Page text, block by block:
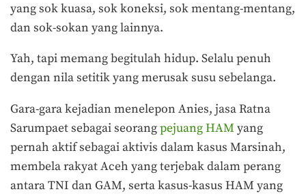
yang sok kuasa, sok koneksi, sok mentang-mentang,
dan sok-sokan yang lainnya.
Yah, tapi memang begitulah hidup. Selalu penuh
dengan nila setitik yang merusak susu sebelanga.
Gara-gara kejadian menelepon Anies, jasa Ratna
Sarumpaet sebagai seorangpejuang HAM yang
pernah aktif sebagai aktivis dalam kasus Marsinah,
membela rakyat Aceh yang terjebak dalam perang
antara TNI dan GAM, serta kasus-kasus HAM yang